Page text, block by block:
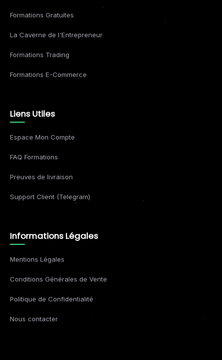
Formations Gratuites
La Caverne de l'Entrepreneur
Formations Trading
Formations E-Commerce
Liens Utiles
Espace Mon Compte
FAQ Formations
Preuves de livraison
Support Client (Telegram)
Informations Légales
Mentions Légales
Conditions Générales de Vente
Politique de Confidentialité
Nous contacter